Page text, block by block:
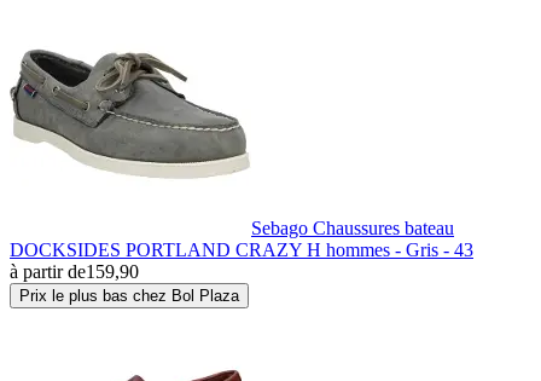
Sebago Chaussures bateau
DOCKSIDES PORTLAND CRAZY H hommes - Gris - 43
à partir de159,90
Prix le plus bas chez Bol Plaza